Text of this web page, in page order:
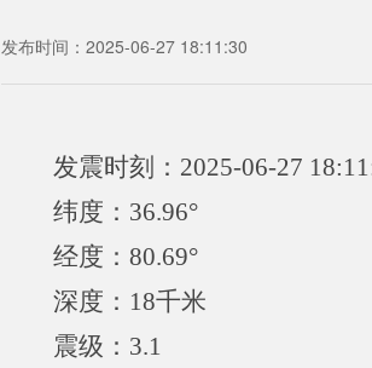
发布时间：2025-06-27 18:11:30
发震时刻：2025-06-27
纬度：36.96°
经度：80.69°
深度：18千米
震级：3.1